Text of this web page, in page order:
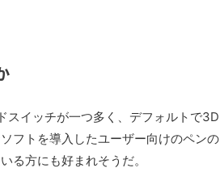
スイッチが一つ多く、デフォルトで3D
フトを導入したユーザー向けのペンの
る方にも好まれそうだ。